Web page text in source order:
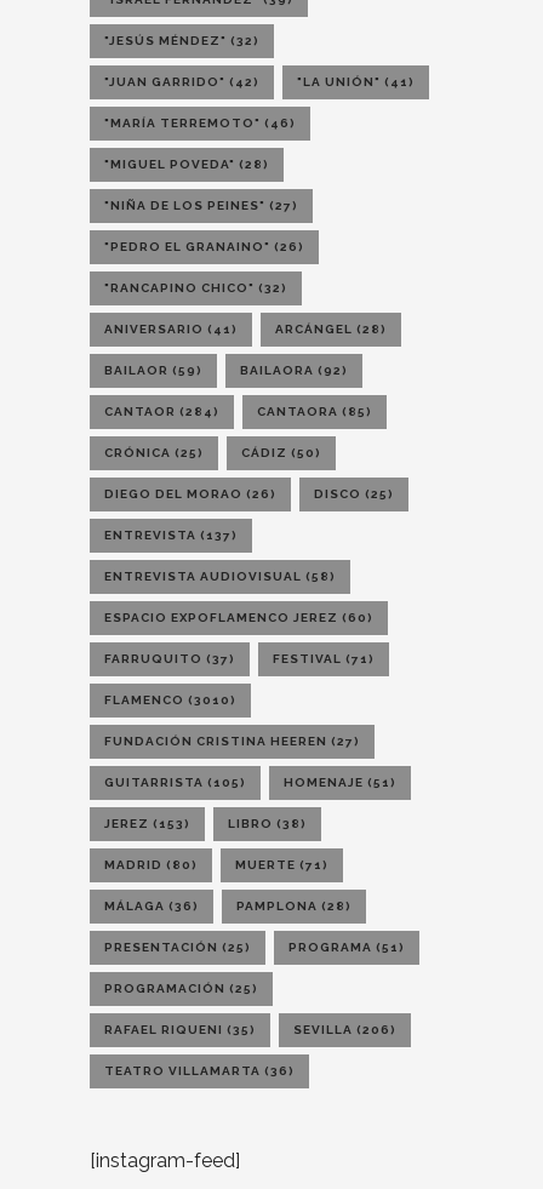
"JESÚS MÉNDEZ" (32)
"JUAN GARRIDO" (42) "LA UNIÓN" (41)
"MARÍA TERREMOTO" (46)
"MIGUEL POVEDA" (28)
"NIÑA DE LOS PEINES" (27)
"PEDRO EL GRANAINO" (26)
"RANCAPINO CHICO" (32)
ANIVERSARIO (41) ARCÁNGEL (28)
BAILAOR (59) BAILAORA (92)
CANTAOR (284) CANTAORA (85)
CRÓNICA (25) CÁDIZ (50)
DIEGO DEL MORAO (26) DISCO (25)
ENTREVISTA (137)
ENTREVISTA AUDIOVISUAL (58)
ESPACIO EXPOFLAMENCO JEREZ (60)
FARRUQUITO (37) FESTIVAL (71)
FLAMENCO (3010)
FUNDACIÓN CRISTINA HEEREN (27)
GUITARRISTA (105) HOMENAJE (51)
JEREZ (153) LIBRO (38)
MADRID (80) MUERTE (71)
MÁLAGA (36) PAMPLONA (28)
PRESENTACIÓN (25) PROGRAMA (51)
PROGRAMACIÓN (25)
RAFAEL RIQUENI (35) SEVILLA (206)
TEATRO VILLAMARTA (36)
[instagram-feed]